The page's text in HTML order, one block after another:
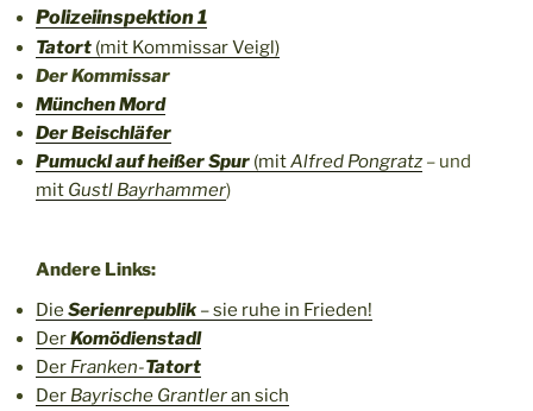
Polizeiinspektion 1
Tatort (mit Kommissar Veigl)
Der Kommissar
München Mord
Der Beischläfer
Pumuckl auf heißer Spur (mitAlfred Pongratz– und
mit Gustl Bayrhammer)
Andere Links:
Die Serienrepublik – sie ruhe in Frieden!
DerKomödienstadl
Der Franken-Tatort
Der Bayrische Grantleran sich